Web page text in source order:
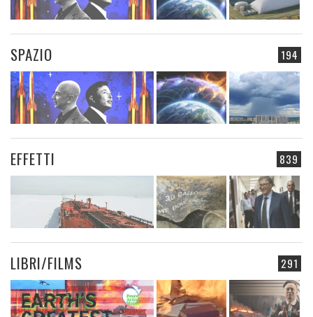
194
SPAZIO
839
EFFETTI
291
LIBRI/FILMS